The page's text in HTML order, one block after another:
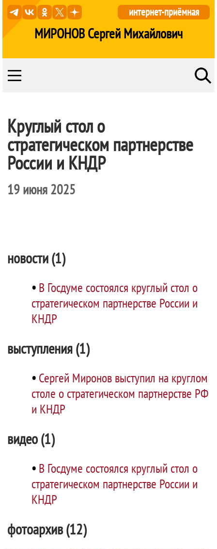
МИРОНОВ Сергей Михайлович
интернет-приёмная
Круглый стол о
стратегическом партнерстве
России и КНДР
19 июня 2025
новости (1)
• В Госдуме состоялся круглый стол о
стратегическом партнерстве России и
КНДР
выступления (1)
• Сергей Миронов выступил на круглом
столе о стратегическом партнерстве РФ
и КНДР
видео (1)
• В Госдуме состоялся круглый стол о
стратегическом партнерстве России и
КНДР
фотоархив (12)